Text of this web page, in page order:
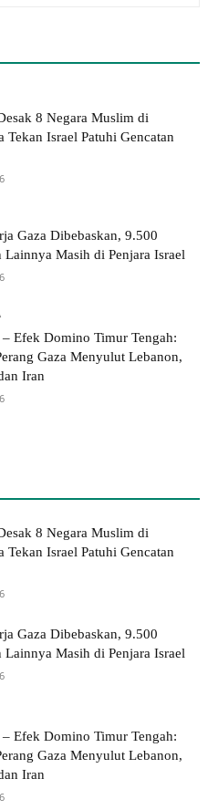
8 Negara Muslim di
Tekan Israel Patuhi Gencatan
Gaza Dibebaskan, 9.500
Lainnya Masih di Penjara Israel
Efek Domino Timur Tengah:
Gaza Menyulut Lebanon,
Iran
8 Negara Muslim di
Tekan Israel Patuhi Gencatan
Gaza Dibebaskan, 9.500
Lainnya Masih di Penjara Israel
Efek Domino Timur Tengah:
Gaza Menyulut Lebanon,
Iran